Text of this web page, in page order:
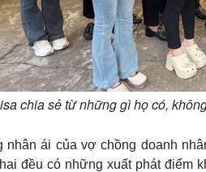
chia sẻ từ những gì họ có,
nhân ái của vợ chồng doanh
đều có những xuất phát điểm